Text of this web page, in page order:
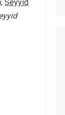
, Seyyid